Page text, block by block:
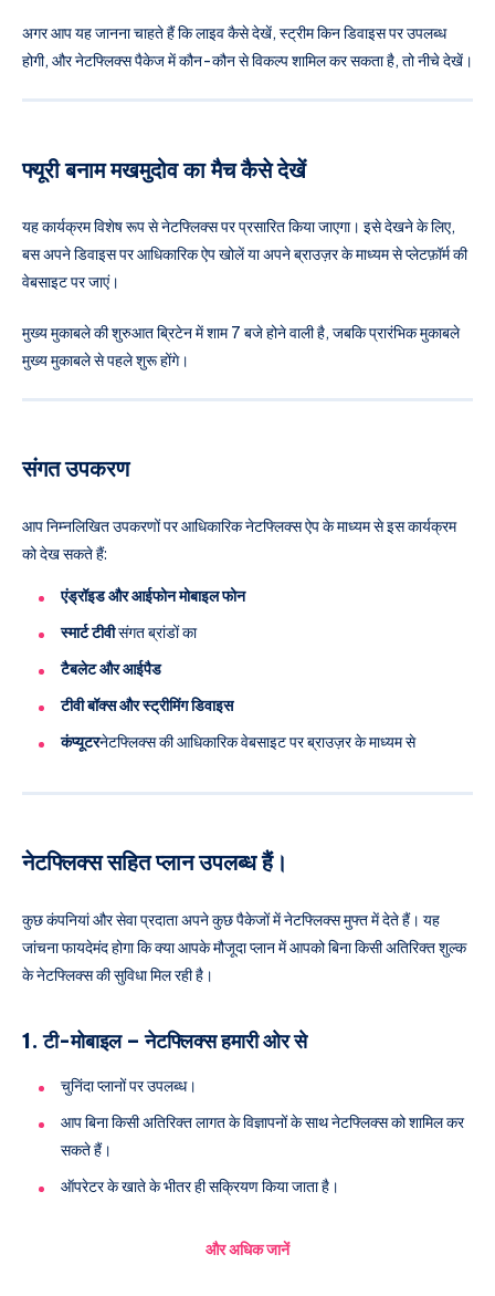
अगर आप यह जानना चाहते हैं कि लाइव कैसे देखें, स्ट्रीम किन डिवाइस पर उपलब्ध
होगी, और नेटफ्लिक्स पैकेज में कौन-कौन से विकल्प शामिल कर सकता है, तो नीचे देखें।
फ्यूरी बनाम मखमुदोव का मैच कैसे देखें
यह कार्यक्रम विशेष रूप से नेटफ्लिक्स पर प्रसारित किया जाएगा। इसे देखने के लिए,
बस अपने डिवाइस पर आधिकारिक ऐप खोलें या अपने ब्राउज़र के माध्यम से प्लेटफ़ॉर्म की
वेबसाइट पर जाएं।
मुख्य मुकाबले की शुरुआत ब्रिटेन में शाम 7 बजे होने वाली है, जबकि प्रारंभिक मुकाबले
मुख्य मुकाबले से पहले शुरू होंगे।
संगत उपकरण
आप निम्नलिखित उपकरणों पर आधिकारिक नेटफ्लिक्स ऐप के माध्यम से इस कार्यक्रम
को देख सकते हैं:
एंड्रॉइड और आईफोन मोबाइल फोन
स्मार्ट टीवीसंगत ब्रांडों का
टैबलेट और आईपैड
टीवी बॉक्स और स्ट्रीमिंग डिवाइस
कंप्यूटरनेटफ्लिक्स की आधिकारिक वेबसाइट पर ब्राउज़र के माध्यम से
नेटफ्लिक्स सहित प्लान उपलब्ध हैं।
कुछ कंपनियां और सेवा प्रदाता अपने कुछ पैकेजों में नेटफ्लिक्स मुफ्त में देते हैं। यह
जांचना फायदेमंद होगा कि क्या आपके मौजूदा प्लान में आपको बिना किसी अतिरिक्त शुल्क
के नेटफ्लिक्स की सुविधा मिल रही है।
1. टी-मोबाइल – नेटफ्लिक्स हमारी ओर से
चुनिंदा प्लानों पर उपलब्ध।
आप बिना किसी अतिरिक्त लागत के विज्ञापनों के साथ नेटफ्लिक्स को शामिल कर
सकते हैं।
ऑपरेटर के खाते के भीतर ही सक्रियण किया जाता है।
और अधिक जानें